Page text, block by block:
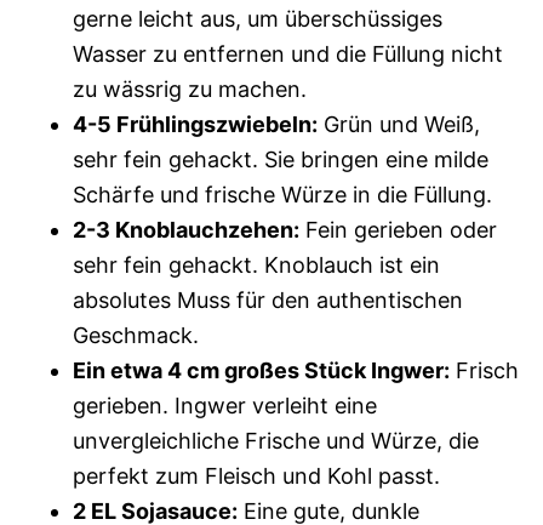
gerne leicht aus, um überschüssiges
Wasser zu entfernen und die Füllung nicht
zu wässrig zu machen.
4-5 Frühlingszwiebeln: Grün und Weiß,
sehr fein gehackt. Sie bringen eine milde
Schärfe und frische Würze in die Füllung.
2-3 Knoblauchzehen: Fein gerieben oder
sehr fein gehackt. Knoblauch ist ein
absolutes Muss für den authentischen
Geschmack.
Ein etwa 4 cm großes Stück Ingwer: Frisch
gerieben. Ingwer verleiht eine
unvergleichliche Frische und Würze, die
perfekt zum Fleisch und Kohl passt.
2 EL Sojasauce: Eine gute, dunkle